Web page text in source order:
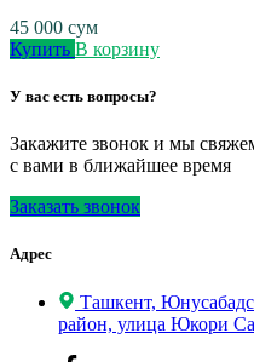
45 000 сум
Купить В корзину
У вас есть вопросы?
Закажите звонок и мы
с вами в ближайшее время
Заказать звонок
Адрес
Ташкент,
район, улица Юкори